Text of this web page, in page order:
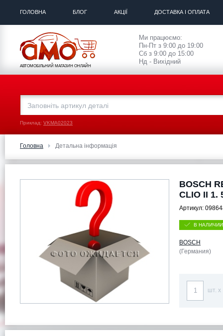
ГОЛОВНА БЛОГ АКЦІЇ ДОСТАВКА І ОПЛАТА
АВТОМОБІЛЬНИЙ МАГАЗИН ОНЛАЙН
Ми працюємо:
Пн-Пт з 9:00 до 19:00
Сб з 9:00 до 15:00
Нд - Вихідний
Приклад: VKMA02023
Головна Детальна інформація
BOSCH
CLIO II 1.
Артикул:
В НАЛИЧИИ
BOSCH
(Германия)
шт. x